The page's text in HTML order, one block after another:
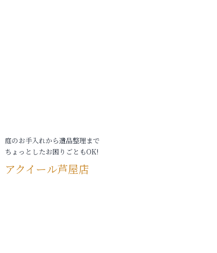
庭のお手入れから遺品整理まで
ちょっとしたお困りごともOK!
アクイール芦屋店